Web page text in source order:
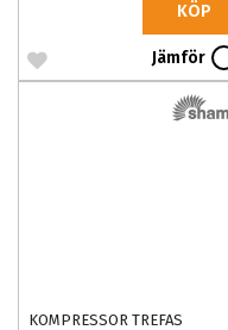
KÖP
Jämför
KOMPRESSOR TREFAS